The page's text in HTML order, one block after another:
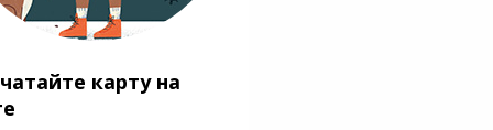
карту на